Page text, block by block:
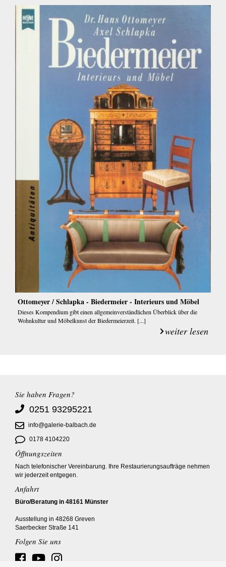
Ottomeyer / Schlapka - Biedermeier - Interieurs und Möbel
Dieses Kompendium gibt einen allgemeinverständlichen Überblick über die
Wohnkultur und Möbelkunst der Biedermeierzeit. [...]
weiter lesen
Sie haben Fragen?
0251 93295221
info@galerie-balbach.de
0178 4104220
Öffnungszeiten
Nach telefonischer Vereinbarung. Ihre Restaurierungsaufträge nehmen
wir jederzeit entgegen.
Anfahrt
Büro/Beratung in 48161 Münster
Ausstellung in 48268 Greven
Saerbecker Straße 141
Folgen Sie uns